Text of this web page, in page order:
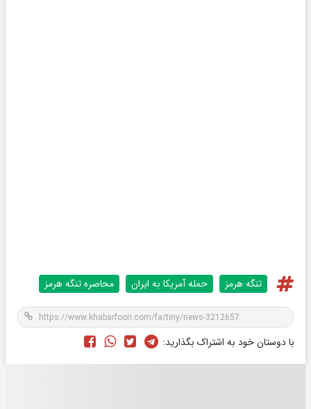
تنگه هرمز حمله آمریکا به ایران محاصره تنگه هرمز
با دوستان خود به اشتراک بگذارید: